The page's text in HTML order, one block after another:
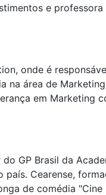
e
onde é
na área de
em Marketing
GP Brasil da
Cearense,
de comédia